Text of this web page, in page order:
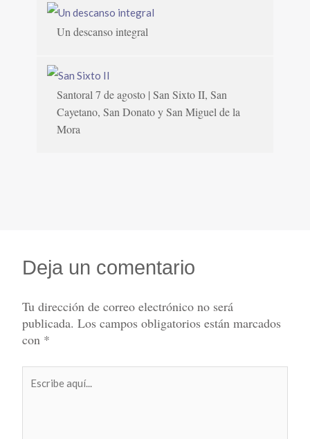
Un descanso integral
Santoral 7 de agosto | San Sixto II, San
Cayetano, San Donato y San Miguel de la
Mora
Deja un comentario
Tu dirección de correo electrónico no será
publicada. Los campos obligatorios están marcados
con *
aquí...